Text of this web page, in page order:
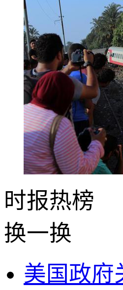
时报热榜
换一换
美国政府